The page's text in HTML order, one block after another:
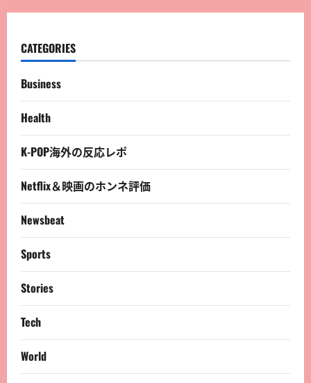
CATEGORIES
Business
Health
K-POP海外の反応レポ
Netflix＆映画のホンネ評価
Newsbeat
Sports
Stories
Tech
World